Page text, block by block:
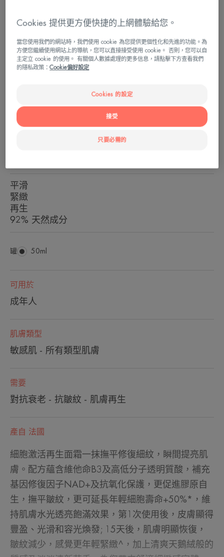
細胞激活再生面霜高效抗衰老*，促進膠原自生，撫
平細紋對抗衰老，皺紋減少，緊緻提亮飽滿。
平滑
緊緻
再生
92% 天然成分
罐 罐
50ml
可用於
成年人
肌膚類型
敏感肌 - 所有類型肌膚
需要
對抗衰老 - 抗皺紋 - 肌膚再生
產自 法國
細胞激活再生面霜一抹撫平修復細紋，瞬間提亮肌
膚。配方蘊含維他命B3及高低分子透明質酸，補充
基因修復因子NAD+及抗氧化保護，更促進膠原自
生，撫平皺紋，更可延長年輕細胞壽命+50%*，維
持肌膚水光透亮飽滿效果，第1次使用後，皮膚顯得
豐盈、光滑和容光煥發; 15天後，肌膚明顯恢復，
皺紋減少，感覺更年輕緊緻^，加上清爽天鵝絨般的
Cookies 提供更方便快捷的上網體驗給您。
當您使用我們的網站時，我們使用 cookie 為您提供更個性化和先進的功能。為
方便您繼續使用網站上的導航，您可以直接接受使用 cookie。 否則，您可以自
主定立 cookie 的使用。 有關個人數據處理的更多信息，請點擊下方查看我們
的隱私政策：Cookie偏好設定
Cookies 的設定
只要必需的
接受